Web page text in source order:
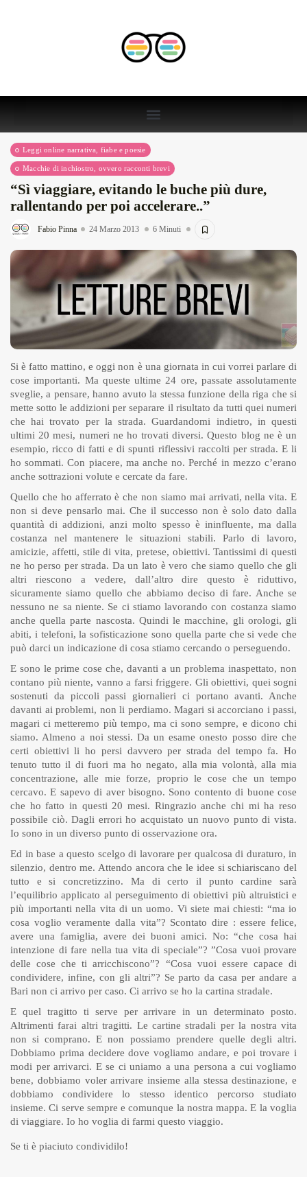
Leggi online narrativa, fiabe e poesie
Macchie di inchiostro, ovvero racconti brevi
“Sì viaggiare, evitando le buche più dure,
rallentando per poi accelerare..”
Fabio Pinna 24 Marzo 2013 6 Minuti
Si è fatto mattino, e oggi non è una giornata in cui vorrei parlare di
cose importanti. Ma queste ultime 24 ore, passate assolutamente
sveglie, a pensare, hanno avuto la stessa funzione della riga che si
mette sotto le addizioni per separare il risultato da tutti quei numeri
che hai trovato per la strada. Guardandomi indietro, in questi
ultimi 20 mesi, numeri ne ho trovati diversi. Questo blog ne è un
esempio, ricco di fatti e di spunti riflessivi raccolti per strada. E li
ho sommati. Con piacere, ma anche no. Perché in mezzo c’erano
anche sottrazioni volute e cercate da fare.
Quello che ho afferrato è che non siamo mai arrivati, nella vita. E
non si deve pensarlo mai. Che il successo non è solo dato dalla
quantità di addizioni, anzi molto spesso è ininfluente, ma dalla
costanza nel mantenere le situazioni stabili. Parlo di lavoro,
amicizie, affetti, stile di vita, pretese, obiettivi. Tantissimi di questi
ne ho perso per strada. Da un lato è vero che siamo quello che gli
altri riescono a vedere, dall’altro dire questo è riduttivo,
sicuramente siamo quello che abbiamo deciso di fare. Anche se
nessuno ne sa niente. Se ci stiamo lavorando con costanza siamo
anche quella parte nascosta. Quindi le macchine, gli orologi, gli
abiti, i telefoni, la sofisticazione sono quella parte che si vede che
può darci un indicazione di cosa stiamo cercando o perseguendo.
E sono le prime cose che, davanti a un problema inaspettato, non
contano più niente, vanno a farsi friggere. Gli obiettivi, quei sogni
sostenuti da piccoli passi giornalieri ci portano avanti. Anche
davanti ai problemi, non li perdiamo. Magari si accorciano i passi,
magari ci metteremo più tempo, ma ci sono sempre, e dicono chi
siamo. Almeno a noi stessi. Da un esame onesto posso dire che
certi obiettivi li ho persi davvero per strada del tempo fa. Ho
tenuto tutto il di fuori ma ho negato, alla mia volontà, alla mia
concentrazione, alle mie forze, proprio le cose che un tempo
cercavo. E sapevo di aver bisogno. Sono contento di buone cose
che ho fatto in questi 20 mesi. Ringrazio anche chi mi ha reso
possibile ciò. Dagli errori ho acquistato un nuovo punto di vista.
Io sono in un diverso punto di osservazione ora.
Ed in base a questo scelgo di lavorare per qualcosa di duraturo, in
silenzio, dentro me. Attendo ancora che le idee si schiariscano del
tutto e si concretizzino. Ma di certo il punto cardine sarà
l’equilibrio applicato al perseguimento di obiettivi più altruistici e
più importanti nella vita di un uomo. Vi siete mai chiesti: “ma io
cosa voglio veramente dalla vita”? Scontato dire : essere felice,
avere una famiglia, avere dei buoni amici. No: “che cosa hai
intenzione di fare nella tua vita di speciale”? ”Cosa vuoi provare
delle cose che ti arricchiscono”? “Cosa vuoi essere capace di
condividere, infine, con gli altri”? Se parto da casa per andare a
Bari non ci arrivo per caso. Ci arrivo se ho la cartina stradale.
E quel tragitto ti serve per arrivare in un determinato posto.
Altrimenti farai altri tragitti. Le cartine stradali per la nostra vita
non si comprano. E non possiamo prendere quelle degli altri.
Dobbiamo prima decidere dove vogliamo andare, e poi trovare i
modi per arrivarci. E se ci uniamo a una persona a cui vogliamo
bene, dobbiamo voler arrivare insieme alla stessa destinazione, e
dobbiamo condividere lo stesso identico percorso studiato
insieme. Ci serve sempre e comunque la nostra mappa. E la voglia
di viaggiare. Io ho voglia di farmi questo viaggio.
Se ti è piaciuto condividilo!